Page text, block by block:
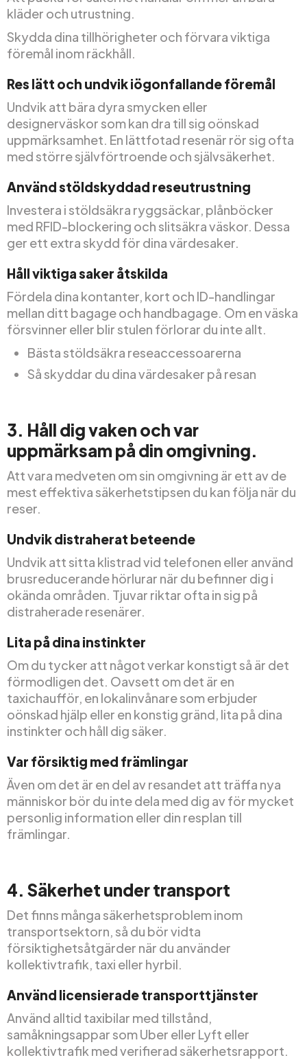
kläder och utrustning.
Skydda dina tillhörigheter och förvara viktiga
föremål inom räckhåll.
Res lätt och undvik iögonfallande föremål
Undvik att bära dyra smycken eller
designerväskor som kan dra till sig oönskad
uppmärksamhet. En lättfotad resenär rör sig ofta
med större självförtroende och självsäkerhet.
Använd stöldskyddad reseutrustning
Investera i stöldsäkra ryggsäckar, plånböcker
med RFID-blockering och slitsäkra väskor. Dessa
ger ett extra skydd för dina värdesaker.
Håll viktiga saker åtskilda
Fördela dina kontanter, kort och ID-handlingar
mellan ditt bagage och handbagage. Om en väska
försvinner eller blir stulen förlorar du inte allt.
Bästa stöldsäkra reseaccessoarerna
Så skyddar du dina värdesaker på resan
3. Håll dig vaken och var
uppmärksam på din omgivning.
Att vara medveten om sin omgivning är ett av de
mest effektiva säkerhetstipsen du kan följa när du
reser.
Undvik distraherat beteende
Undvik att sitta klistrad vid telefonen eller använd
brusreducerande hörlurar när du befinner dig i
okända områden. Tjuvar riktar ofta in sig på
distraherade resenärer.
Lita på dina instinkter
Om du tycker att något verkar konstigt så är det
förmodligen det. Oavsett om det är en
taxichaufför, en lokalinvånare som erbjuder
oönskad hjälp eller en konstig gränd, lita på dina
instinkter och håll dig säker.
Var försiktig med främlingar
Även om det är en del av resandet att träffa nya
människor bör du inte dela med dig av för mycket
personlig information eller din resplan till
främlingar.
4. Säkerhet under transport
Det finns många säkerhetsproblem inom
transportsektorn, så du bör vidta
försiktighetsåtgärder när du använder
kollektivtrafik, taxi eller hyrbil.
Använd licensierade transporttjänster
Använd alltid taxibilar med tillstånd,
samåkningsappar som Uber eller Lyft eller
kollektivtrafik med verifierad säkerhetsrapport.